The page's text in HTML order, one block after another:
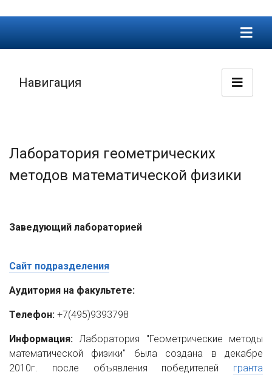
Навигация
Лаборатория геометрических
методов математической физики
Заведующий лабораторией
Сайт подразделения
Аудитория на факультете:
Телефон: +7(495)9393798
Информация:Лаборатория "Геометрические методы
математической физики" была создана в декабре
2010г. после объявления победителей гранта